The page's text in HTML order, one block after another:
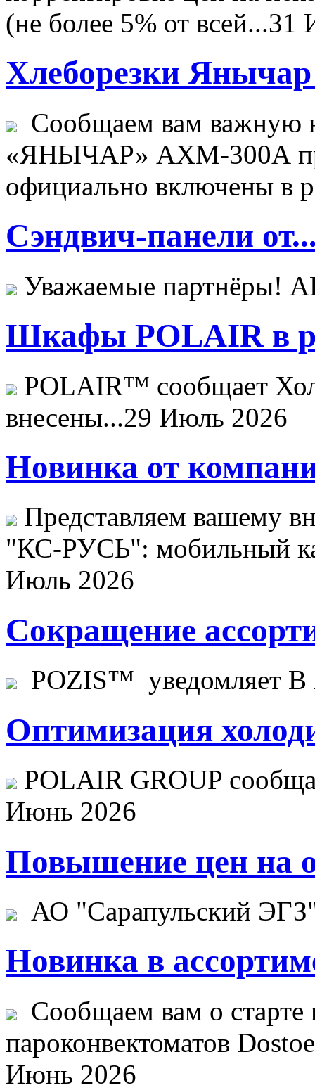
(не более 5% от всей...31
Хлеборезки Янычар
Сообщаем вам важную
«ЯНЫЧАР» АХМ-300А
официально включены в
Сэндвич-панели
Уважаемые
Шкафы POLAIR в
POLAIR™ сообщает
внесены...29 Июль 2026
Новинка от
Представляем вашему
"КС-РУСЬ": мобильный
Июль 2026
Сокращение
POZIS™ уведомляет В
Оптимизация
POLAIR GROUP
Июнь 2026
Повышение цен на
АО "Сарапульский
Новинка в
Сообщаем вам о старте
пароконвектоматов
Июнь 2026